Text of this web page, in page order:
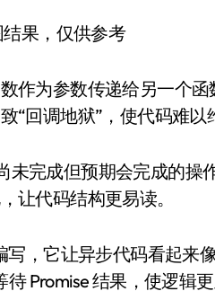
果，仅供参考
作为参数传递给另一个函
回调地狱”，使代码难以
完成但预期会完成的操
让代码结构更易读。
，它让异步代码看起来
Promise 结果，使逻辑更